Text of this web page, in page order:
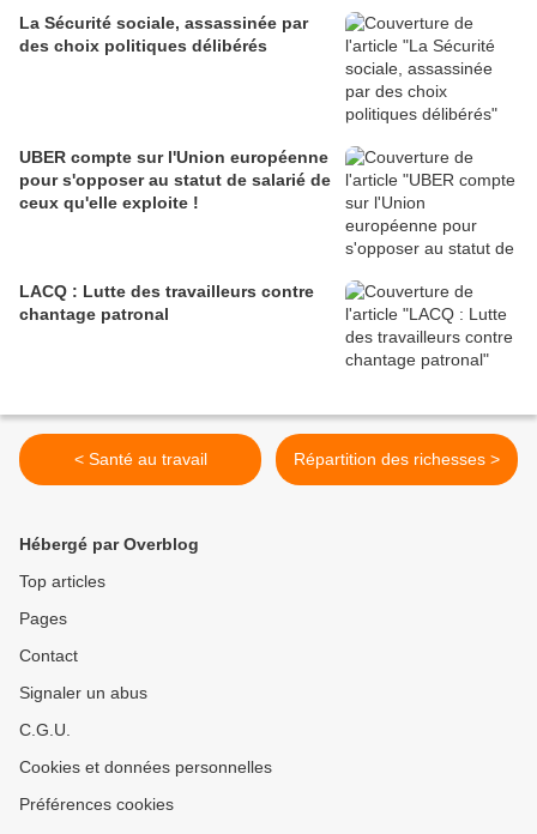
La Sécurité sociale, assassinée par
des choix politiques délibérés
UBER compte sur l'Union européenne
pour s'opposer au statut de salarié de
ceux qu'elle exploite !
LACQ : Lutte des travailleurs contre
chantage patronal
< Santé au travail Répartition des richesses >
Hébergé par Overblog
Top articles
Pages
Contact
Signaler un abus
C.G.U.
Cookies et données personnelles
Préférences cookies